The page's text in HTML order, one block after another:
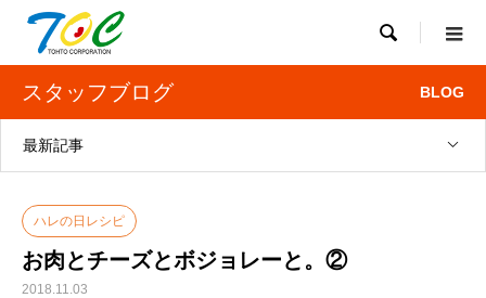

スタッフブログ BLOG
最新記事
ハレの日レシピ
お肉とチーズとボジョレーと。②
2018.11.03